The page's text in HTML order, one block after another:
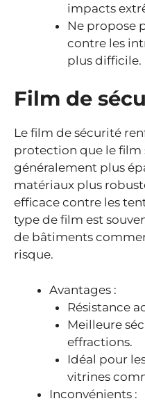
impacts
Ne propose
contre les
plus difficile.
Film de
Le film de sécurité
protection que le film
généralement plus
matériaux plus
efficace contre les
type de film est
de bâtiments
risque.
Avantages :
Résistance
Meilleure
effractions.
Idéal pour
vitrines
Inconvénients :